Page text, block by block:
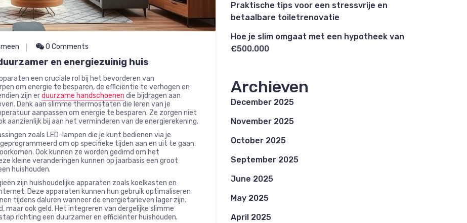
0 Comments
en energiezuinig huis
een cruciale rol bij het bevorderen van
om energie te besparen, de efficiëntie te verhogen en
zijn erduurzame handschoenen die bijdragen aan
Denk aan slimme thermostaten die leren van je
aanpassen om energie te besparen. Ze zorgen niet
aanzienlijk bij aan het verminderen van de energierekening.
zoals LED-lampen die je kunt bedienen via je
om op specifieke tijden aan en uit te gaan,
Ook kunnen ze worden gedimd om het
kleine veranderingen kunnen op jaarbasis een groot
huishouden.
zijn huishoudelijke apparaten zoals koelkasten en
Deze apparaten kunnen hun gebruik optimaliseren
tijdens daluren wanneer de energietarieven lager zijn.
maar ook geld. Het integreren van dergelijke slimme
richting een duurzamer en efficiënter huishouden.
Praktische tips voor een stressvrije en
betaalbare toiletrenovatie
Hoe je slim omgaat met een hypotheek van
€500.000
Archieven
December 2025
November 2025
October 2025
September 2025
June 2025
May 2025
April 2025